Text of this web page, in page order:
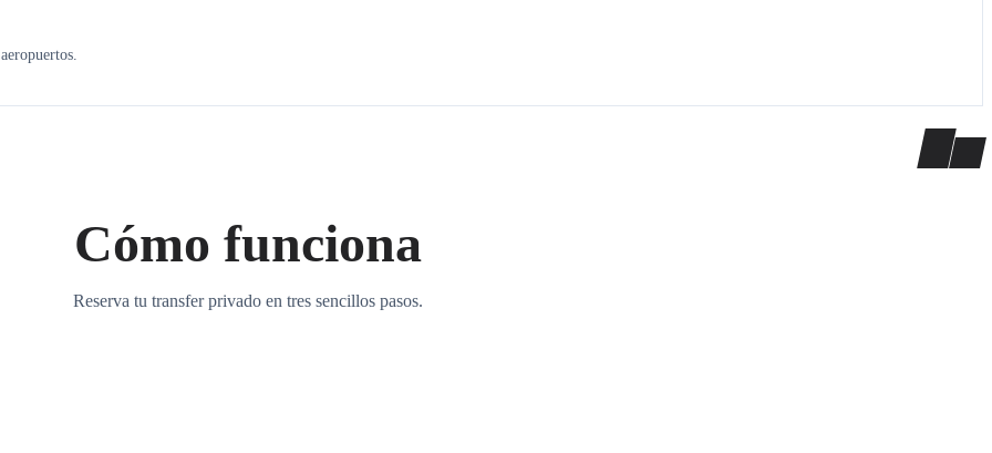
Cómo funciona
Reserva tu transfer privado en tres sencillos pasos.